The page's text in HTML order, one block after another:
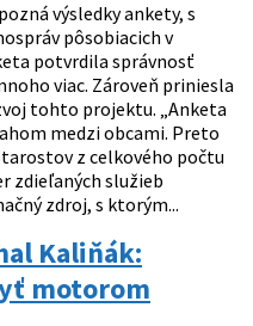
výsledky ankety, s
pôsobiacich v
potvrdila správnosť
viac. Zároveň priniesla
tohto projektu. „Anketa
medzi obcami. Preto
z celkového počtu
zdieľaných služieb
zdroj, s ktorým...
Kaliňák:
motorom